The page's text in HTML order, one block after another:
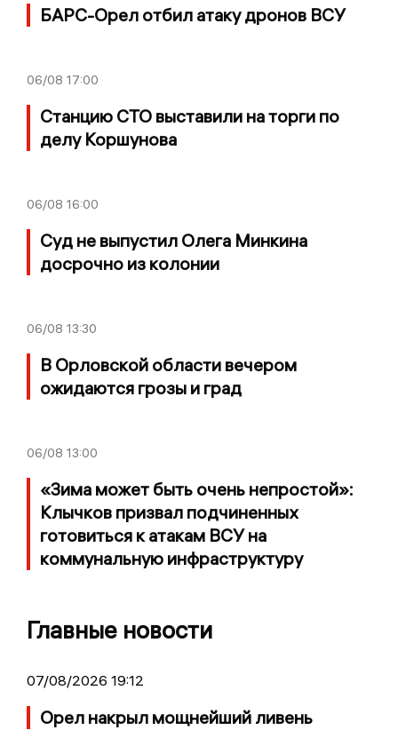
БАРС-Орел отбил атаку дронов ВСУ
06/08 17:00
Станцию СТО выставили на торги по
делу Коршунова
06/08 16:00
Суд не выпустил Олега Минкина
досрочно из колонии
06/08 13:30
В Орловской области вечером
ожидаются грозы и град
06/08 13:00
«Зима может быть очень непростой»:
Клычков призвал подчиненных
готовиться к атакам ВСУ на
коммунальную инфраструктуру
Главные новости
07/08/2026 19:12
Орел накрыл мощнейший ливень